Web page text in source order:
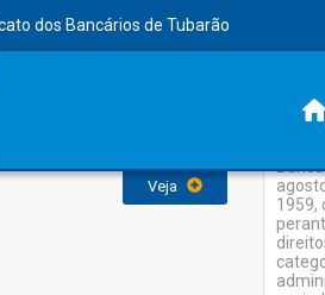
dos Bancários de Tubarão
Veja
1959,